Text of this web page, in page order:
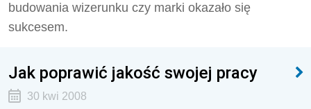
budowania wizerunku czy marki okazało się
sukcesem.
Jak poprawić jakość swojej pracy
30 kwi 2008